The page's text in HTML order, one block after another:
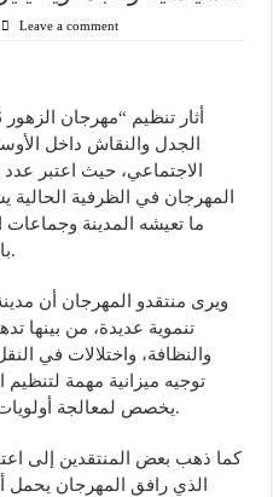
Leave a comment
الجدل والنقاش داخل
الاجتماعي، حيث اعتبر عدد
المهرجان في الظرفية
ما تعيشه المدينة
بالبنية التحتية والخدمات الأساسية.
ويرى منتقدو المهرجان أن
تنموية عديدة، من بينها
والنظافة، واختلالات في
توجيه ميزانية مهمة لتنظيم
يخصص لمعالجة أولويات الساكنة وتحسين ظروف العيش.
كما ذهب بعض المنتقدين إلى
الذي رافق المهرجان يحمل